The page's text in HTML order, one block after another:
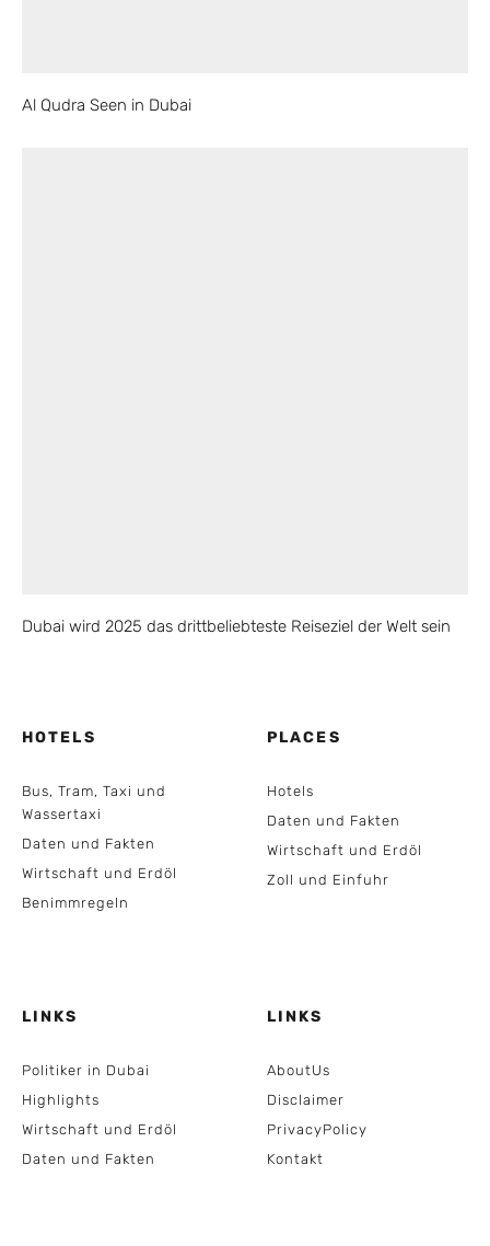
Al Qudra Seen in Dubai
Dubai wird 2025 das drittbeliebteste Reiseziel der Welt sein
HOTELS
Bus, Tram, Taxi und
Wassertaxi
Daten und Fakten
Wirtschaft und Erdöl
Benimmregeln
PLACES
Hotels
Daten und Fakten
Wirtschaft und Erdöl
Zoll und Einfuhr
LINKS
Politiker in Dubai
Highlights
Wirtschaft und Erdöl
Daten und Fakten
LINKS
AboutUs
Disclaimer
PrivacyPolicy
Kontakt